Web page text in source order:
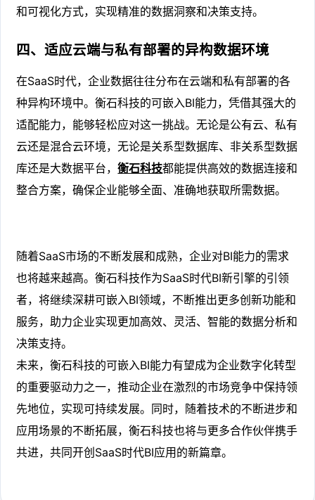
和可视化方式，实现精准的数据洞察和决策支持。
四、适应云端与私有部署的异构数据环境
在SaaS时代，企业数据往往分布在云端和私有部署的各
种异构环境中。衡石科技的可嵌入BI能力，凭借其强大的
适配能力，能够轻松应对这一挑战。无论是公有云、私有
云还是混合云环境，无论是关系型数据库、非关系型数据
库还是大数据平台，衡石科技都能提供高效的数据连接和
整合方案，确保企业能够全面、准确地获取所需数据。
随着SaaS市场的不断发展和成熟，企业对BI能力的需求
也将越来越高。衡石科技作为SaaS时代BI新引擎的引领
者，将继续深耕可嵌入BI领域，不断推出更多创新功能和
服务，助力企业实现更加高效、灵活、智能的数据分析和
决策支持。
未来，衡石科技的可嵌入BI能力有望成为企业数字化转型
的重要驱动力之一，推动企业在激烈的市场竞争中保持领
先地位，实现可持续发展。同时，随着技术的不断进步和
应用场景的不断拓展，衡石科技也将与更多合作伙伴携手
共进，共同开创SaaS时代BI应用的新篇章。